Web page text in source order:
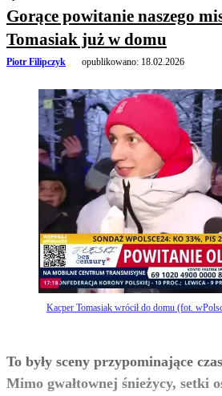
Gorące powitanie naszego
Tomasiak już w domu
Piotr Filipczyk opublikowano: 18.02.2026
Kacper Tomasiak wrócił do domu (fot.
To były sceny przypominające
Mimo gwałtownej śnieżycy, setki